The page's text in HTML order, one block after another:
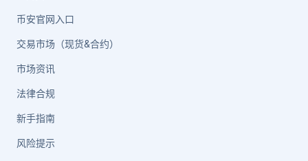
币安官网入口
交易市场（现货&合约）
市场资讯
法律合规
新手指南
风险提示